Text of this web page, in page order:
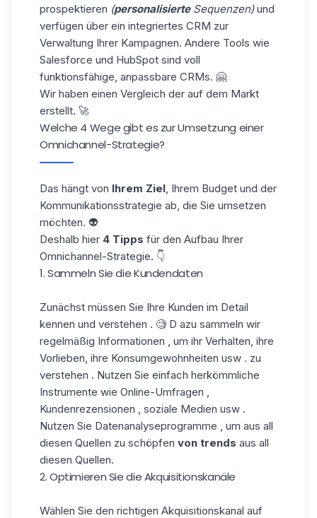
prospektieren (personalisierteSequenzen)und
verfügen über ein integriertes CRM zur
Verwaltung Ihrer Kampagnen. Andere Tools wie
Salesforce und HubSpot sind voll
funktionsfähige, anpassbare CRMs. 🤗
Wir haben einen Vergleich der auf dem Markt
erstellt. 🚀
Welche 4 Wege gibt es zur Umsetzung einer
Omnichannel-Strategie?
Das hängt von Ihrem Ziel, Ihrem Budget und der
Kommunikationsstrategie ab, die Sie umsetzen
möchten. 👽
Deshalb hier 4 Tipps für den Aufbau Ihrer
Omnichannel-Strategie. 👇
1. Sammeln Sie die Kundendaten
Zunächst müssen Sie Ihre Kunden im Detail
kennen und verstehen . 🧐 D azu sammeln wir
regelmäßig Informationen , um ihr Verhalten, ihre
Vorlieben, ihre Konsumgewohnheiten usw . zu
verstehen . Nutzen Sie einfach herkömmliche
Instrumente wie Online-Umfragen ,
Kundenrezensionen , soziale Medien usw .
Nutzen Sie Datenanalyseprogramme , um aus all
diesen Quellen zu schöpfen von trends aus all
diesen Quellen.
2. Optimieren Sie die Akquisitionskanäle
Wählen Sie den richtigen Akquisitionskanal auf